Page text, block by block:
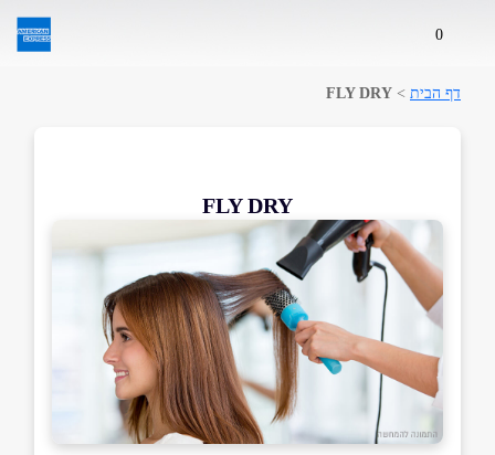
0
דף הבית >
FLY DRY
FLY DRY